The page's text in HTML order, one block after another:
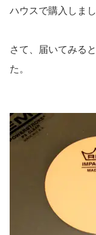
ハウスで購入しまし
さて、届いてみる
た。